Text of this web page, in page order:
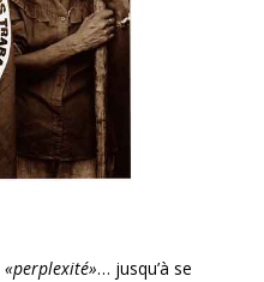
«perplexité»… jusqu’à se